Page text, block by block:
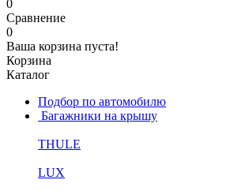
0
Сравнение
0
Ваша корзина пуста!
Корзина
Каталог
Подбор по автомобилю
Багажники на крышу
THULE
LUX